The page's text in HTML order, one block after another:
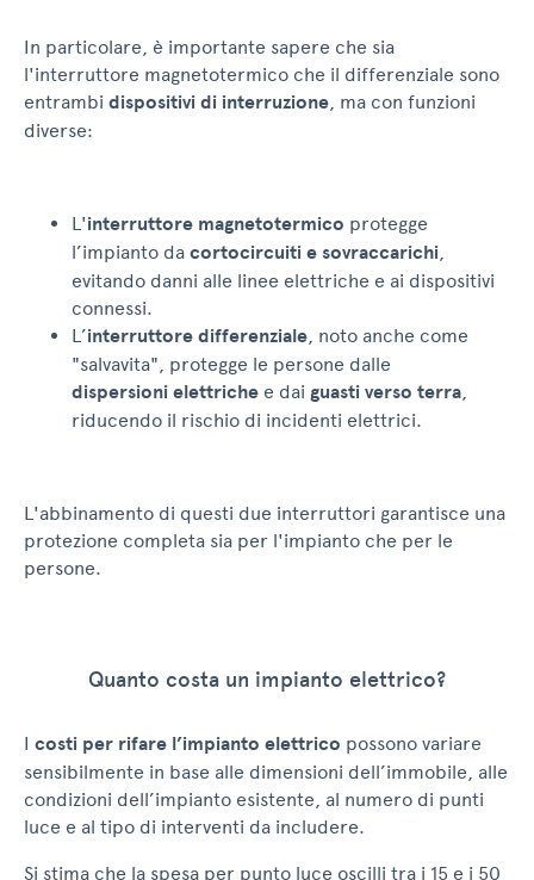
In particolare, è importante sapere che sia
l'interruttore magnetotermico che il differenziale sono
entrambi dispositivi di interruzione, ma con funzioni
diverse:
L'interruttore magnetotermico protegge
l’impianto da cortocircuiti e sovraccarichi,
evitando danni alle linee elettriche e ai dispositivi
connessi.
L’interruttore differenziale, noto anche come
"salvavita", protegge le persone dalle
dispersioni elettriche e dai guasti verso terra,
riducendo il rischio di incidenti elettrici.
L'abbinamento di questi due interruttori garantisce una
protezione completa sia per l'impianto che per le
persone.
Quanto costa un impianto elettrico?
I costi per rifare l’impianto elettrico possono variare
sensibilmente in base alle dimensioni dell’immobile, alle
condizioni dell’impianto esistente, al numero di punti
luce e al tipo di interventi da includere.
Si stima che la spesa per punto luce oscilli tra i 15 e i 50